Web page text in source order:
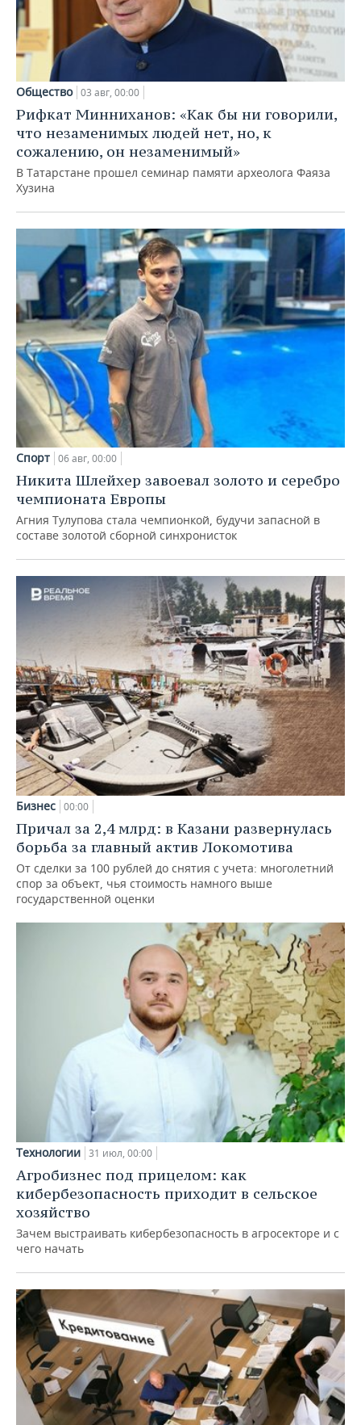
Общество 03 авг, 00:00
Рифкат Минниханов: «Как бы ни говорили,
что незаменимых людей нет, но, к
сожалению, он незаменимый»
В Татарстане прошел семинар памяти археолога Фаяза
Хузина
Спорт 06 авг, 00:00
Никита Шлейхер завоевал золото и серебро
чемпионата Европы
Агния Тулупова стала чемпионкой, будучи запасной в
составе золотой сборной синхронисток
Бизнес 00:00
Причал за 2,4 млрд: в Казани развернулась
борьба за главный актив Локомотива
От сделки за 100 рублей до снятия с учета: многолетний
спор за объект, чья стоимость намного выше
государственной оценки
Технологии 31 июл, 00:00
Агробизнес под прицелом: как
кибербезопасность приходит в сельское
хозяйство
Зачем выстраивать кибербезопасность в агросекторе и с
чего начать